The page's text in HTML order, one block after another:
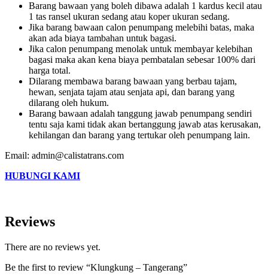
Barang bawaan yang boleh dibawa adalah 1 kardus kecil atau
1 tas ransel ukuran sedang atau koper ukuran sedang.
Jika barang bawaan calon penumpang melebihi batas, maka
akan ada biaya tambahan untuk bagasi.
Jika calon penumpang menolak untuk membayar kelebihan
bagasi maka akan kena biaya pembatalan sebesar 100% dari
harga total.
Dilarang membawa barang bawaan yang berbau tajam,
hewan, senjata tajam atau senjata api, dan barang yang
dilarang oleh hukum.
Barang bawaan adalah tanggung jawab penumpang sendiri
tentu saja kami tidak akan bertanggung jawab atas kerusakan,
kehilangan dan barang yang tertukar oleh penumpang lain.
Email: admin@calistatrans.com
HUBUNGI KAMI
Reviews
There are no reviews yet.
Be the first to review “Klungkung – Tangerang”